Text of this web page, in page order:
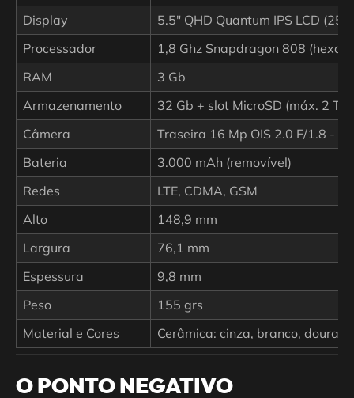
Display
5.5" QHD Quantum IPS LCD
Processador
1,8 Ghz Snapdragon 808 (hexa-
RAM
3 Gb
Armazenamento
32 Gb + slot MicroSD (máx. 2 TB)
Câmera
Traseira 16 Mp OIS 2.0 F/1.8 -
Bateria
3.000 mAh (removível)
Redes
LTE, CDMA, GSM
Alto
148,9 mm
Largura
76,1 mm
Espessura
9,8 mm
Peso
155 grs
Material e Cores
Cerâmica: cinza, branco,
O PONTO NEGATIVO